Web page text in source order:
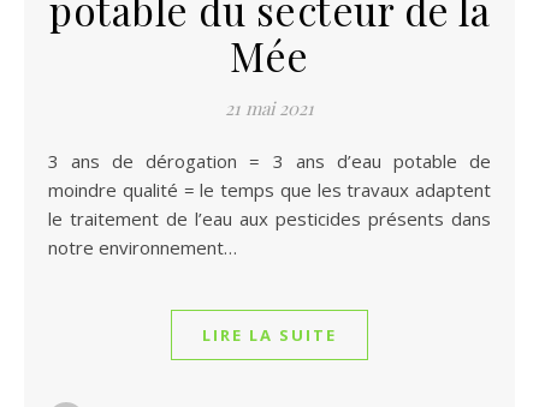
Mée
21 mai 2021
3 ans de dérogation = 3 ans d’eau potable de
moindre qualité = le temps que les travaux adaptent
le traitement de l’eau aux pesticides présents dans
notre environnement…
LIRE LA SUITE